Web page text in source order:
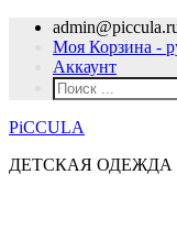
Моя Корзина -
Аккаунт
PiCCULA
ДЕТСКАЯ ОДЕЖДА